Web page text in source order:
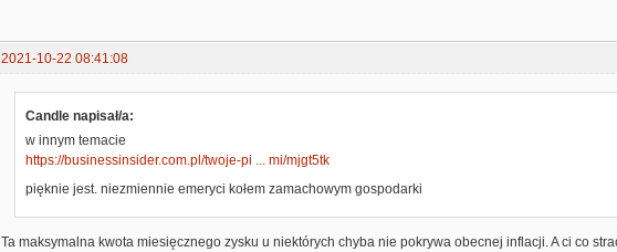
2021-10-22 08:41:08
Candle napisał/a:
w innym temacie
https://businessinsider.com.pl/twoje-pi ... mi/mjgt5tk
pięknie jest. niezmiennie emeryci kołem zamachowym gospodarki
Ta maksymalna kwota miesięcznego zysku u niektórych chyba nie pokrywa obecnej inflacji. A ci co